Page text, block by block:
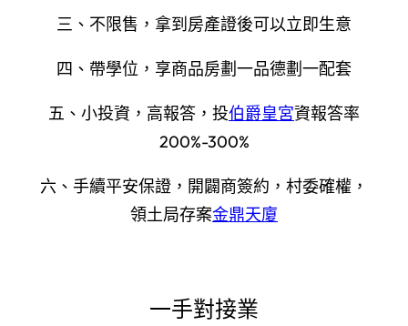
三、不限售，拿到房產證後可以立即生意
四、帶學位，享商品房劃一品德劃一配套
五、小投資，高報答，投伯爵皇宮資報答率
200%-300%
六、手續平安保證，開闢商簽約，村委確權，
領土局存案金鼎天廈
一手對接業